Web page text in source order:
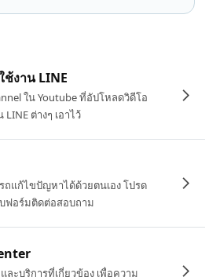
งาน LINE
ใน Youtube ที่อัปโหลดวิดีโอ
ต่างๆ เอาไว้
แก้ไขปัญหาได้ด้วยตนเอง โปรด
ฟอร์มติดต่อสอบถาม
ละบริการที่เกี่ยวข้อง เพื่อความ